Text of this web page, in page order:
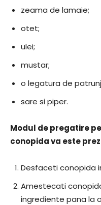
zeama de lamaie;
otet;
ulei;
mustar;
o legatura de
sare si piper.
Modul de pregatire
conopida va este
Desfaceti conopida
Amestecati
ingrediente pana la